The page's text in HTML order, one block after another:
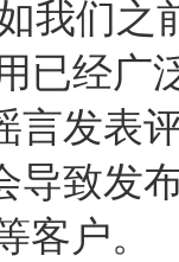
我们
已经广
言发表
导致发
客户。